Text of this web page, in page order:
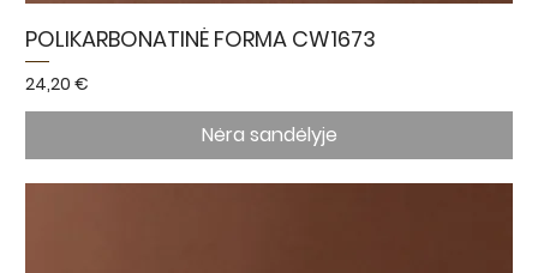
POLIKARBONATINĖ FORMA CW1673
Kaina
24,20 €
Nėra sandėlyje